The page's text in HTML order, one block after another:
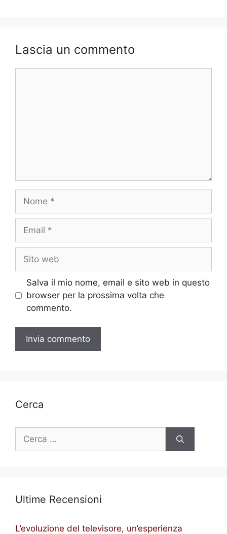
Lascia un commento
web
Salva il mio nome, email e sito web in questo
browser per la prossima volta che
commento.
Cerca
Ricerca
Ultime Recensioni
L’evoluzione del televisore, un’esperienza